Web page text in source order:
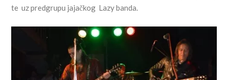
te uz predgrupu jajačkog Lazy banda.